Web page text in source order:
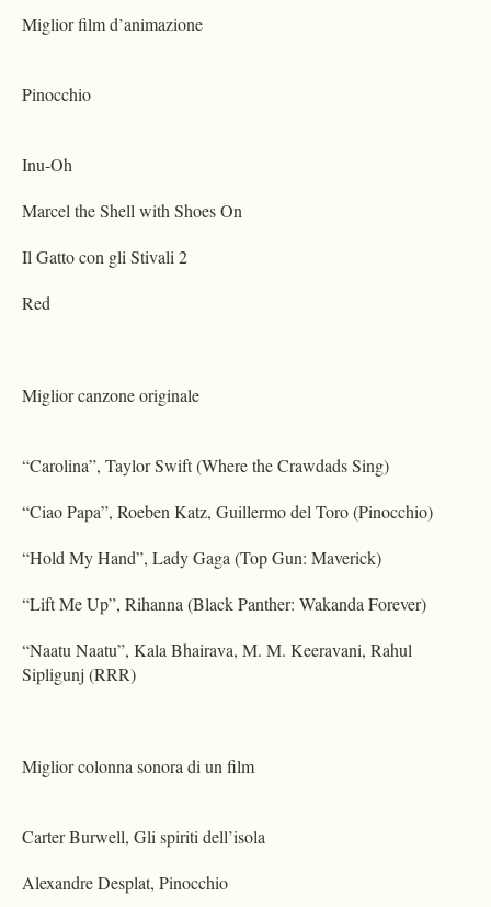
Miglior film d’animazione
Pinocchio
Inu-Oh
Marcel the Shell with Shoes On
Il Gatto con gli Stivali 2
Red
Miglior canzone originale
“Carolina”, Taylor Swift (Where the Crawdads Sing)
“Ciao Papa”, Roeben Katz, Guillermo del Toro (Pinocchio)
“Hold My Hand”, Lady Gaga (Top Gun: Maverick)
“Lift Me Up”, Rihanna (Black Panther: Wakanda Forever)
“Naatu Naatu”, Kala Bhairava, M. M. Keeravani, Rahul
Sipligunj (RRR)
Miglior colonna sonora di un film
Carter Burwell, Gli spiriti dell’isola
Alexandre Desplat, Pinocchio